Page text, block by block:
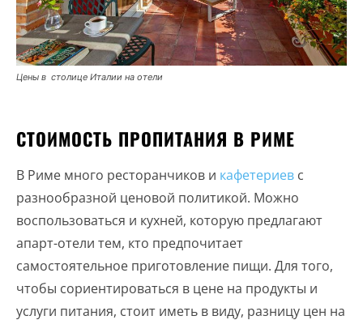
Цены в столице Италии на отели
СТОИМОСТЬ ПРОПИТАНИЯ В РИМЕ
В Риме много ресторанчиков и кафетериев с
разнообразной ценовой политикой. Можно
воспользоваться и кухней, которую предлагают
апарт-отели тем, кто предпочитает
самостоятельное приготовление пищи. Для того,
чтобы сориентироваться в цене на продукты и
услуги питания, стоит иметь в виду, разницу цен на